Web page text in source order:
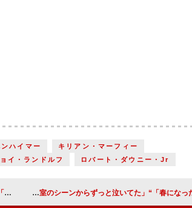
ハイマー
キリアン・マーフィー
イ・ランドルフ ロバート・ダウニー・Jr